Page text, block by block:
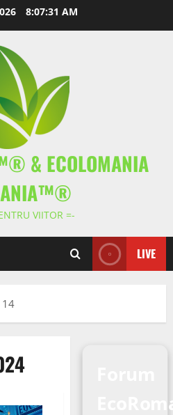
8:07:32 AM
& ECOLOMANIA
VIITOR =-
LIVE
14